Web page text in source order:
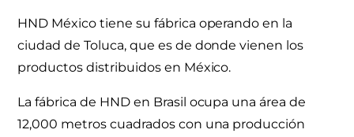
HND México tiene su fábrica operando en la
ciudad de Toluca, que es de donde vienen los
productos distribuidos en México.
La fábrica de HND en Brasil ocupa una área de
12,000 metros cuadrados con una producción